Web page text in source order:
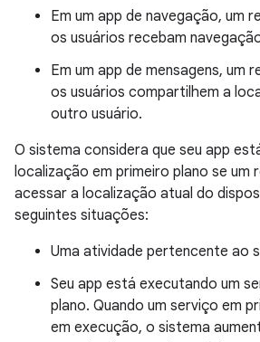
Em um app de navegação, um
os usuários recebam
Em um app de mensagens, um
os usuários compartilhem a
outro usuário.
O sistema considera que seu app
localização em primeiro plano se um
acessar a localização atual do
seguintes situações:
Uma atividade pertencente ao
Seu app está executando um
plano. Quando um serviço em
em execução, o sistema